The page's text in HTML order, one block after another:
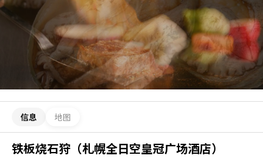
信息 地图
铁板烧石狩（札幌全日空皇冠广场酒店）